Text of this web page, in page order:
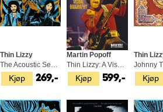
Kjøp
Thin Lizzy
The Acoustic Sessions (CD)
269,- Kjøp
Martin Popoff
Thin Lizzy: A Visual Biography (BOK)
599,- Kjøp
Thin